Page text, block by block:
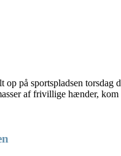
op på sportspladsen torsdag
af frivillige hænder, kom